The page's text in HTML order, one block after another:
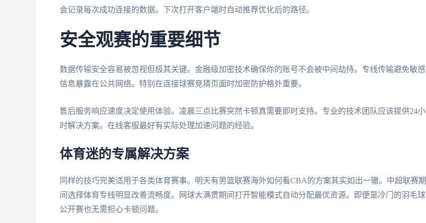
会记录每次成功连接的数据。下次打开客户端时自动推荐优化后的路径。
安全观赛的重要细节
数据传输安全容易被忽视但极其关键。金融级加密技术确保你的账号不会被中间劫持。专线传输避免敏感
信息暴露在公共网络。特别在连接球赛竞猜页面时加密防护格外重要。
售后服务响应速度决定使用体验。凌晨三点比赛突然卡顿真需要即时支持。专业的技术团队应该提供24小
时解决方案。在线客服最好有实际处理加速问题的经验。
体育迷的专属解决方案
同样的技巧完美适用于各类体育赛事。明天有男篮联赛海外如何看CBA的方案其实如出一辙。中超联赛期
间选择体育专线明显改善流畅度。网球大满贯期间打开智能模式自动分配最优资源。即便是冷门的羽毛球
公开赛也无需担心卡顿问题。